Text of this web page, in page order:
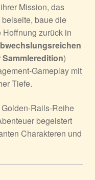
Mission, das
baue die
Hoffnung zurück in
)
Gameplay mit
Tiefe.
Rails-Reihe
begeistert
Charakteren und